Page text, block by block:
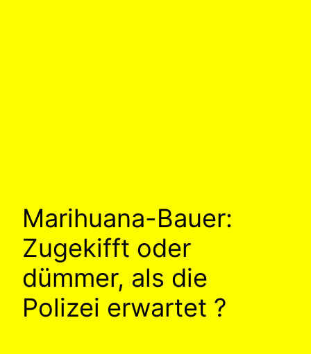
Marihuana-Bauer:
Zugekifft oder
dümmer, als die
Polizei erwartet ?